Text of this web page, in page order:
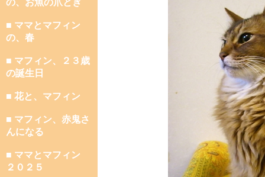
の、お魚の爪とぎ
■ ママとマフィン
の、春
■ マフィン、２３歳
の誕生日
■ 花と、マフィン
■ マフィン、赤鬼さ
んになる
■ ママとマフィン
２０２５